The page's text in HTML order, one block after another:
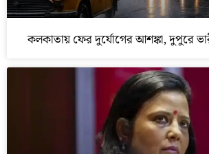
কলকাতায় ফের দুর্যোগের আশঙ্কা, দুপুরে